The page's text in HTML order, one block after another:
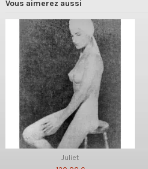
Vous aimerez aussi
Juliet